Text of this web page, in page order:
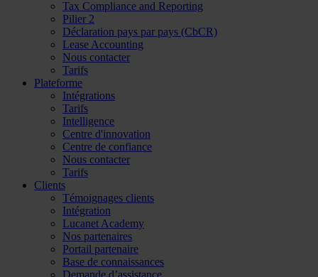
Tax Compliance and Reporting
Pilier 2
Déclaration pays par pays (CbCR)
Lease Accounting
Nous contacter
Tarifs
Plateforme
Intégrations
Tarifs
Intelligence
Centre d'innovation
Centre de confiance
Nous contacter
Tarifs
Clients
Témoignages clients
Intégration
Lucanet Academy
Nos partenaires
Portail partenaire
Base de connaissances
Demande d’assistance